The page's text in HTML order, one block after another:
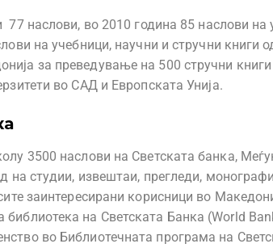
наслови, во 2010 година 85 наслови на
на учебници, научни и стручни книги
за преведување на 500 стручни
во САД и Европската Унија.
3500 наслови на Светската банка,
на студии, извештаи, прегледи,
заинтересирани корисници во
на Светската Банка (World
во Библиотечната програма на